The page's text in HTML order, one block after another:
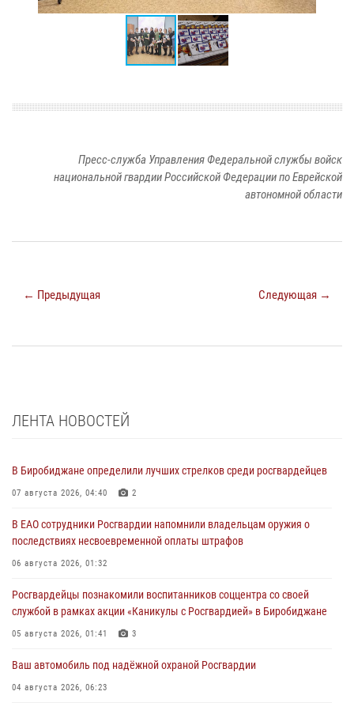
Пресс-служба Управления Федеральной службы войск
национальной гвардии Российской Федерации по Еврейской
автономной области
← Предыдущая Следующая →
ЛЕНТА НОВОСТЕЙ
В Биробиджане определили лучших стрелков среди росгвардейцев
07 августа 2026, 04:40 2
В ЕАО сотрудники Росгвардии напомнили владельцам оружия о
последствиях несвоевременной оплаты штрафов
06 августа 2026, 01:32
Росгвардейцы познакомили воспитанников соццентра со своей
службой в рамках акции «Каникулы с Росгвардией» в Биробиджане
05 августа 2026, 01:41 3
Ваш автомобиль под надёжной охраной Росгвардии
04 августа 2026, 06:23